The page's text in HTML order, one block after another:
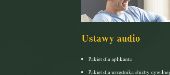
Ustawy audio
Pakiet dla aplikanta
Pakiet dla urzędnika służby cywilnej